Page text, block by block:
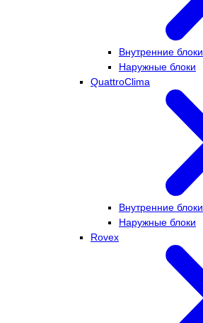
Внутренние блоки
Наружные блоки
QuattroClima
Внутренние блоки
Наружные блоки
Rovex